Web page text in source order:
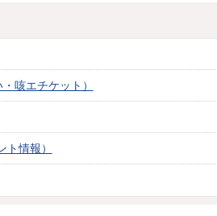
咳エチケット）
ト情報）